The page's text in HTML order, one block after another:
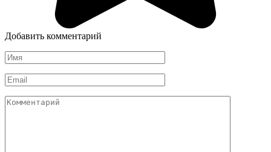
Добавить комментарий
Имя
*
Email
*
Комментарий